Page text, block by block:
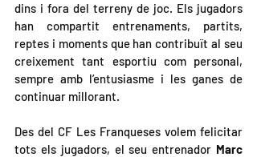
dins i fora del terreny de joc. Els jugadors
han compartit entrenaments, partits,
reptes i moments que han contribuït al seu
creixement tant esportiu com personal,
sempre amb l’entusiasme i les ganes de
continuar millorant.
Des del CF Les Franqueses volem felicitar
tots els jugadors, el seu entrenador Marc